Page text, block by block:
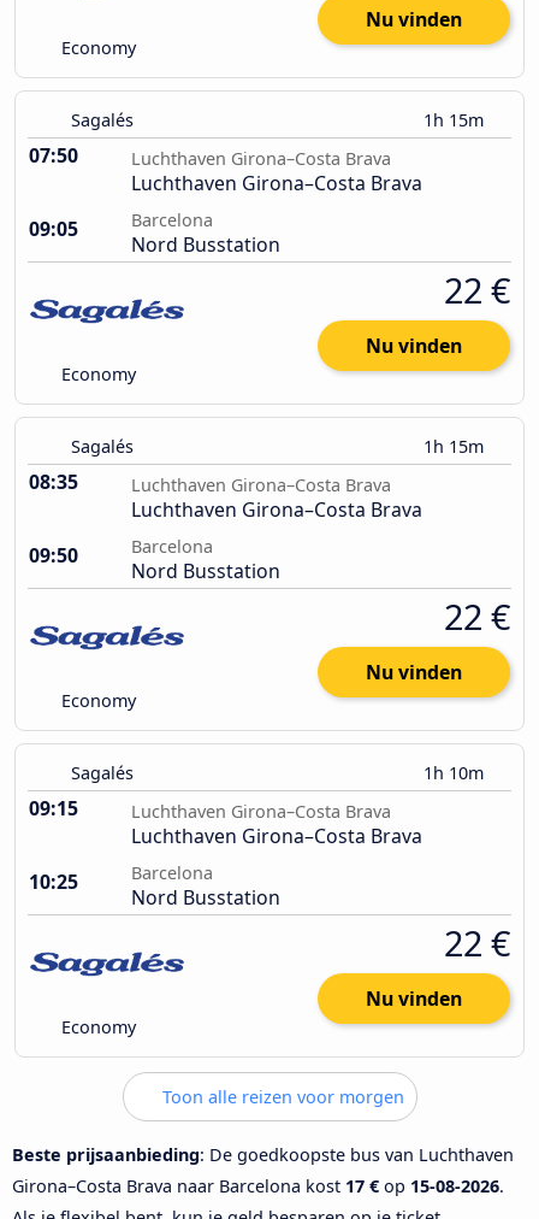
Economy
Nu vinden
Sagalés 1h 15m
07:50 Luchthaven Girona–Costa Brava
Luchthaven Girona–Costa Brava
09:05
Barcelona
Nord Busstation
Economy
22 €
Nu vinden
Sagalés 1h 15m
08:35 Luchthaven Girona–Costa Brava
Luchthaven Girona–Costa Brava
09:50
Barcelona
Nord Busstation
Economy
22 €
Nu vinden
Sagalés 1h 10m
09:15 Luchthaven Girona–Costa Brava
Luchthaven Girona–Costa Brava
10:25
Barcelona
Nord Busstation
Economy
22 €
Nu vinden
Toon alle reizen voor morgen
Beste prijsaanbieding: De goedkoopste bus van Luchthaven
Girona–Costa Brava naar Barcelona kost 17 € op 15-08-2026.